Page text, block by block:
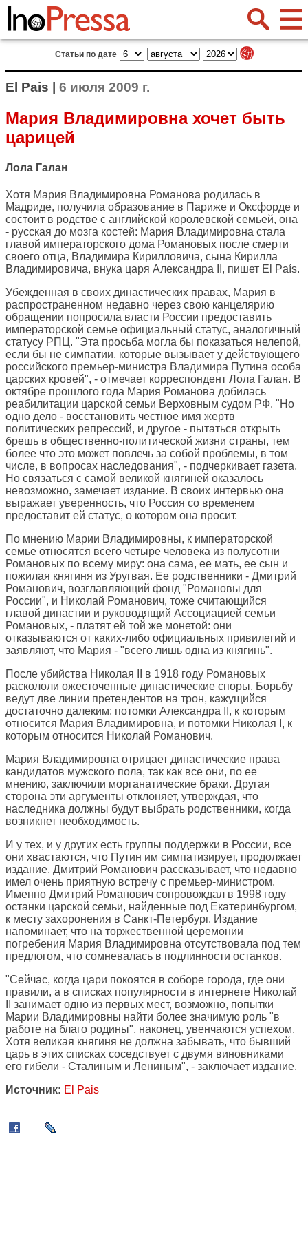
Статьи по дате
El Pais | 6 июля 2009 г.
Мария Владимировна хочет быть
царицей
Лола Галан
Хотя Мария Владимировна Романова родилась в
Мадриде, получила образование в Париже и Оксфорде и
состоит в родстве с английской королевской семьей, она
- русская до мозга костей: Мария Владимировна стала
главой императорского дома Романовых после смерти
своего отца, Владимира Кирилловича, сына Кирилла
Владимировича, внука царя Александра II, пишет El País.
Убежденная в своих династических правах, Мария в
распространенном недавно через свою канцелярию
обращении попросила власти России предоставить
императорской семье официальный статус, аналогичный
статусу РПЦ. "Эта просьба могла бы показаться нелепой,
если бы не симпатии, которые вызывает у действующего
российского премьер-министра Владимира Путина особа
царских кровей", - отмечает корреспондент Лола Галан. В
октябре прошлого года Мария Романова добилась
реабилитации царской семьи Верховным судом РФ. "Но
одно дело - восстановить честное имя жертв
политических репрессий, и другое - пытаться открыть
брешь в общественно-политической жизни страны, тем
более что это может повлечь за собой проблемы, в том
числе, в вопросах наследования", - подчеркивает газета.
Но связаться с самой великой княгиней оказалось
невозможно, замечает издание. В своих интервью она
выражает уверенность, что Россия со временем
предоставит ей статус, о котором она просит.
По мнению Марии Владимировны, к императорской
семье относятся всего четыре человека из полусотни
Романовых по всему миру: она сама, ее мать, ее сын и
пожилая княгиня из Уругвая. Ее родственники - Дмитрий
Романович, возглавляющий фонд "Романовы для
России", и Николай Романович, тоже считающийся
главой династии и руководящий Ассоциацией семьи
Романовых, - платят ей той же монетой: они
отказываются от каких-либо официальных привилегий и
заявляют, что Мария - "всего лишь одна из княгинь".
После убийства Николая II в 1918 году Романовых
раскололи ожесточенные династические споры. Борьбу
ведут две линии претендентов на трон, кажущийся
достаточно далеким: потомки Александра II, к которым
относится Мария Владимировна, и потомки Николая I, к
которым относится Николай Романович.
Мария Владимировна отрицает династические права
кандидатов мужского пола, так как все они, по ее
мнению, заключили морганатические браки. Другая
сторона эти аргументы отклоняет, утверждая, что
наследника должны будут выбрать родственники, когда
возникнет необходимость.
И у тех, и у других есть группы поддержки в России, все
они хвастаются, что Путин им симпатизирует, продолжает
издание. Дмитрий Романович рассказывает, что недавно
имел очень приятную встречу с премьер-министром.
Именно Дмитрий Романович сопровождал в 1998 году
останки царской семьи, найденные под Екатеринбургом,
к месту захоронения в Санкт-Петербург. Издание
напоминает, что на торжественной церемонии
погребения Мария Владимировна отсутствовала под тем
предлогом, что сомневалась в подлинности останков.
"Сейчас, когда цари покоятся в соборе города, где они
правили, а в списках популярности в интернете Николай
II занимает одно из первых мест, возможно, попытки
Марии Владимировны найти более значимую роль "в
работе на благо родины", наконец, увенчаются успехом.
Хотя великая княгиня не должна забывать, что бывший
царь в этих списках соседствует с двумя виновниками
его гибели - Сталиным и Лениным", - заключает издание.
Источник: El Pais